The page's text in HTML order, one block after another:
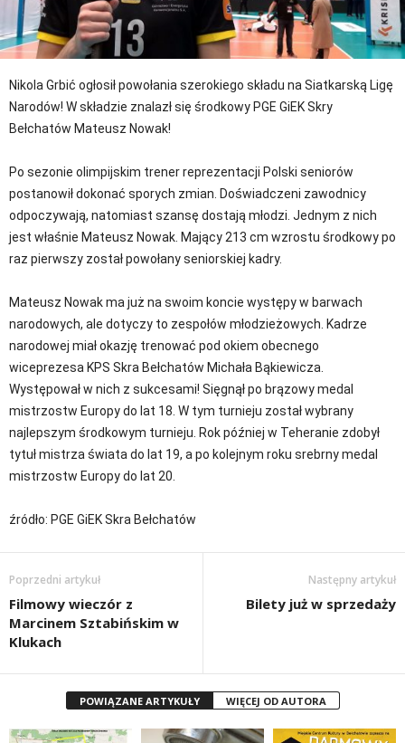
Nikola Grbić ogłosił powołania szerokiego składu na Siatkarską Ligę
Narodów! W składzie znalazł się środkowy PGE GiEK Skry
Bełchatów Mateusz Nowak!
Po sezonie olimpijskim trener reprezentacji Polski seniorów
postanowił dokonać sporych zmian. Doświadczeni zawodnicy
odpoczywają, natomiast szansę dostają młodzi. Jednym z nich
jest właśnie Mateusz Nowak. Mający 213 cm wzrostu środkowy po
raz pierwszy został powołany seniorskiej kadry.
Mateusz Nowak ma już na swoim koncie występy w barwach
narodowych, ale dotyczy to zespołów młodzieżowych. Kadrze
narodowej miał okazję trenować pod okiem obecnego
wiceprezesa KPS Skra Bełchatów Michała Bąkiewicza.
Występował w nich z sukcesami! Sięgnął po brązowy medal
mistrzostw Europy do lat 18. W tym turnieju został wybrany
najlepszym środkowym turnieju. Rok później w Teheranie zdobył
tytuł mistrza świata do lat 19, a po kolejnym roku srebrny medal
mistrzostw Europy do lat 20.
źródło: PGE GiEK Skra Bełchatów
Poprzedni artykuł
Filmowy wieczór z
Marcinem Sztabińskim w
Klukach
Następny artykuł
Bilety już w sprzedaży
POWIĄZANE ARTYKUŁY WIĘCEJ OD AUTORA